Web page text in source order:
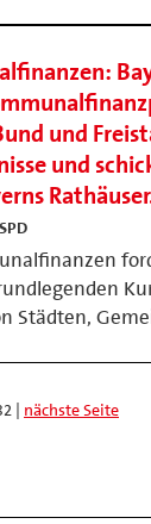
und
und
Städten,
| nächste Seite